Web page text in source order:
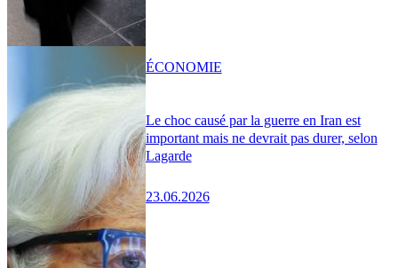
Le choc causé par la guerre en Iran est
important mais ne devrait pas durer, selon
Lagarde
23.06.2026
ÉCONOMIE